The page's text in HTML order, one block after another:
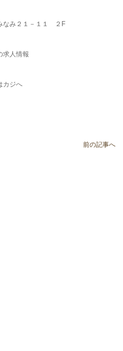
なみ２１－１１ ２F
人情報
カジへ
前の記事へ